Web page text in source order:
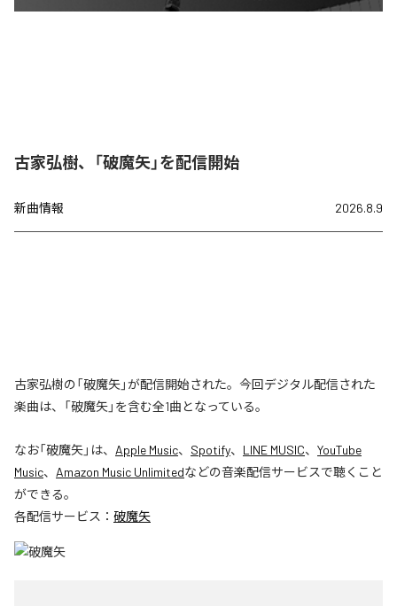
古家弘樹、「破魔矢」を配信開始
新曲情報 2026.8.9
古家弘樹の「破魔矢」が配信開始された。今回デジタル配信された
楽曲は、「破魔矢」を含む全1曲となっている。
なお「破魔矢」は、 Apple Music、 Spotify、 LINE MUSIC、 YouTube
Music、 Amazon Music Unlimitedなどの音楽配信サービスで聴くこと
ができる。
各配信サービス： 破魔矢